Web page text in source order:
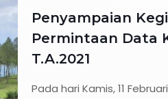
Penyampaian
Permintaan Data
T.A.2021
Pada hari Kamis, 11